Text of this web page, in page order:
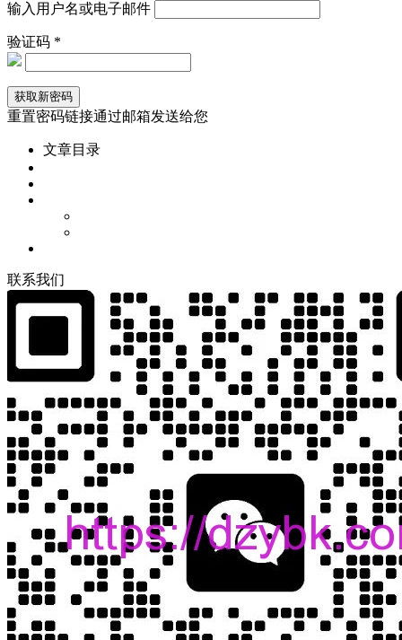
输入用户名或电子邮件
验证码 *
重置密码链接通过邮箱发送给您
文章目录
联系我们